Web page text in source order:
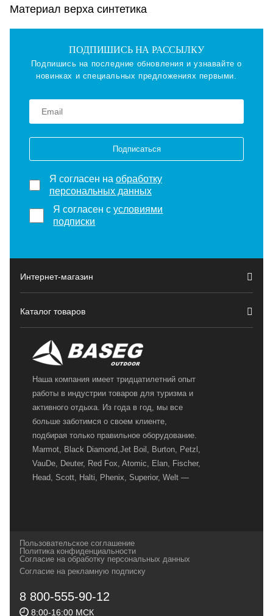
Материал верха синтетика
ПОДПИШИСЬ НА РАССЫЛКУ
Подпишись на последние обновления и узнавайте о
новинках и специальных предложениях первыми.
Подписаться
Я согласен на обработку
персональных данных
Я согласен сусловиями
подписки
Интернет-магазин
Каталог товаров
Наша компания имеет тридцатилетний опыт
работы в индустрии товаров для туризма и
активного отдыха. Из года в год, мы все
больше заботимся о своем клиенте,
подбирая только правильное оборудование.
Marmot, Black Diamond,Jet Boil, Burton, Petzl,
VauDe, Deuter, Red Fox, Atomic, Elan, Fischer,
Head, Scott, Halti, Phenix, Superior, Welt —
и взыскательных путешественников,
спортсменов и отдыхающих.
Геннадьевич
Пользовательское соглашение
Политика конфиденциальности
Согласие на обработку персональных данных
Согласие на рекламную подписку
8 800-555-90-12
8:00-16:00 МСК